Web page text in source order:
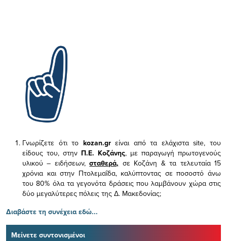
Γνωρίζετε ότι το kozan.gr είναι από τα ελάχισταsite, του
είδους του, στην Π.Ε. Κοζάνης, με παραγωγή πρωτογενούς
υλικού – ειδήσεων,σταθερά, σε Κοζάνη & τα τελευταία 15
χρόνια και στην Πτολεμαΐδα, καλύπτοντας σε ποσοστό άνω
του 80% όλα τα γεγονότα δράσεις που λαμβάνουν χώρα στις
δύο μεγαλύτερες πόλεις της Δ. Μακεδονίας;
Διαβάστε τη συνέχεια εδώ...
Μείνετε συντονισμένοι